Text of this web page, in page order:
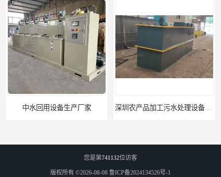
中水回用设备生产厂家 深圳农产品加工污水处理设备厂家
您是第741132位访客
版权所有 ©2026-08-08 鲁ICP备2024134526号-1